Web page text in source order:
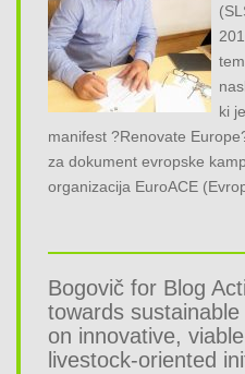
ki
manifest ?Renovate
za dokument evropske
organizacija EuroACE
Bogovič for Blog
towards
on innovative,
livestock-oriented